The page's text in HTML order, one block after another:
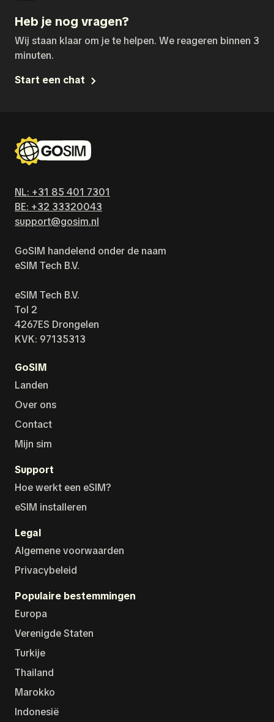
Heb je nog vragen?
Wij staan klaar om je te helpen. We reageren binnen 3
minuten.
Start een chat
NL: +31 85 401 7301
BE: +32 33320043
support@gosim.nl
GoSIM handelend onder de naam
eSIM Tech B.V.
eSIM Tech B.V.
Tol 2
4267ES Drongelen
KVK: 97135313
GoSIM
Landen
Over ons
Contact
Mijn sim
Support
Hoe werkt een eSIM?
eSIM installeren
Legal
Algemene voorwaarden
Privacybeleid
Populaire bestemmingen
Europa
Verenigde Staten
Turkije
Thailand
Marokko
Indonesië